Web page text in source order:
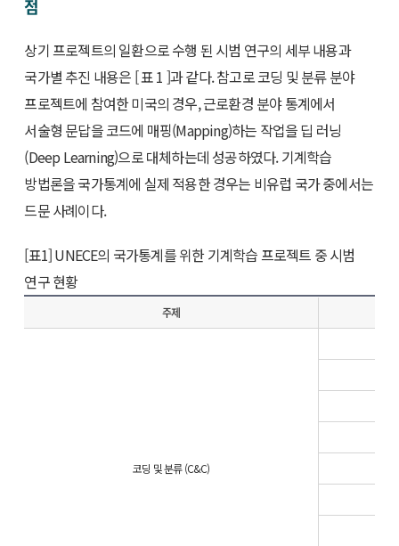
점
상기 프로젝트의 일환으로 수행 된 시범 연구의 세부 내용과
국가별 추진 내용은 [ 표 1 ]과 같다. 참고로 코딩 및 분류 분야
프로젝트에 참여한 미국의 경우, 근로환경 분야 통계에서
서술형 문답을 코드에 매핑(Mapping)하는 작업을 딥 러닝
(Deep Learning)으로 대체하는데 성공하였다. 기계학습
방법론을 국가통계에 실제 적용한 경우는 비유럽 국가 중에서는
드문 사례이다.
[표1] UNECE의 국가통계를 위한 기계학습 프로젝트 중 시범
연구 현황
주제
코딩 및 분류 (C&C)